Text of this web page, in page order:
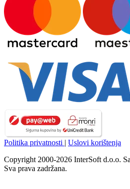
Politika privatnosti | Uslovi korištenja
Copyright 2000-2026 InterSoft d.o.o.
Sva prava zadržana.